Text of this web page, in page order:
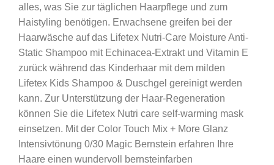
alles, was Sie zur täglichen Haarpflege und zum
Haistyling benötigen. Erwachsene greifen bei der
Haarwäsche auf das Lifetex Nutri-Care Moisture Anti-
Static Shampoo mit Echinacea-Extrakt und Vitamin E
zurück während das Kinderhaar mit dem milden
Lifetex Kids Shampoo & Duschgel gereinigt werden
kann. Zur Unterstützung der Haar-Regeneration
können Sie die Lifetex Nutri care self-warming mask
einsetzen. Mit der Color Touch Mix + More Glanz
Intensivtönung 0/30 Magic Bernstein erfahren Ihre
Haare einen wundervoll bernsteinfarben